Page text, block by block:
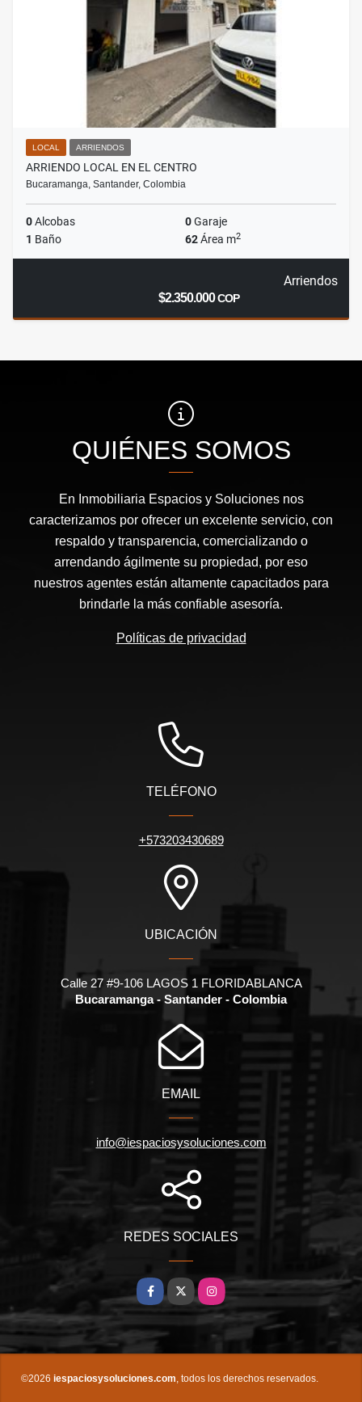
LOCAL ARRIENDOS
ARRIENDO LOCAL EN EL CENTRO
Bucaramanga, Santander, Colombia
0Alcobas 0Garaje
1 Baño 62Área m2
Arriendos
$2.350.000COP
QUIÉNES SOMOS
En Inmobiliaria Espacios y Soluciones nos
caracterizamos por ofrecer un excelente servicio, con
respaldo y transparencia, comercializando o
arrendando ágilmente su propiedad, por eso
nuestros agentes están altamente capacitados para
brindarle la más confiable asesoría.
Políticas de privacidad
TELÉFONO
+573203430689
UBICACIÓN
Calle 27 #9-106 LAGOS 1 FLORIDABLANCA
Bucaramanga - Santander - Colombia
EMAIL
info@iespaciosysoluciones.com
REDES SOCIALES
Facebook
X Instagram
©2026 iespaciosysoluciones.com, todos los derechos reservados.